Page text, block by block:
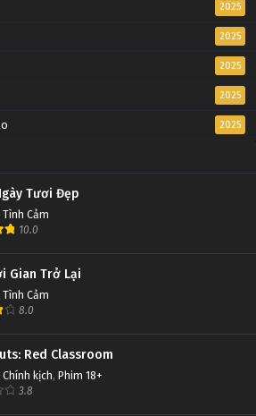
2025
2025
2025
2025
2025
Tươi Đẹp
Tình Cảm
10.0
Gian Trở Lại
Tình Cảm
8.0
Red Classroom
Chính kịch, Phim 18+
3.8